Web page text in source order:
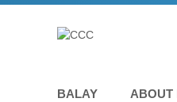
BALAY ABOUT